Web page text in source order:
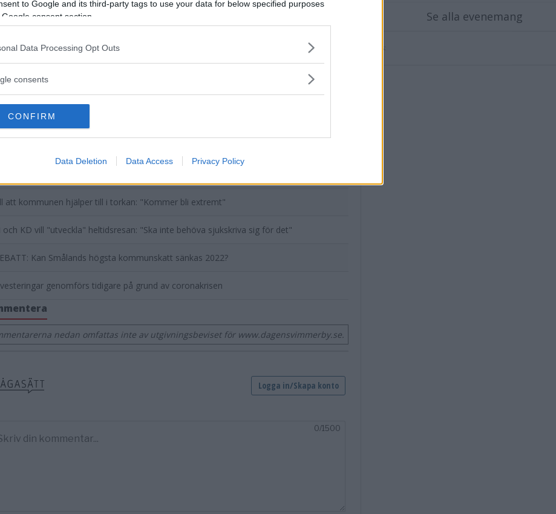
to Google and its third-party tags to use your data for below specified purposes
consent section.
Data Processing Opt Outs
consents
CONFIRM
Data Deletion Data Access Privacy Policy
DELA PÅ FACEBOOK
att kommunen hjälper till i torkan: "Kommer bli extremt"
och KD vill "utveckla" heltidsresan: "Ska inte behöva sjukskriva sig för det"
Kan Smålands högsta kommunskatt sänkas 2022?
genomförs tidigare på grund av coronakrisen
nedan omfattas inte av utgivningsbeviset för www.dagensvimmerby.se.
Se alla evenemang
Annons: